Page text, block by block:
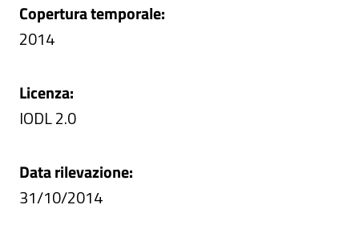
Copertura temporale:
2014
Licenza:
IODL 2.0
Data rilevazione:
31/10/2014